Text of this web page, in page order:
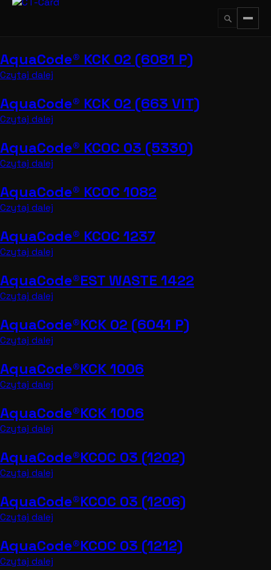
Przejdź
↵
AquaCode® KCK 02 (6081 P)
Czytaj dalej
AquaCode® KCK 02 (663 VIT)
Czytaj dalej
AquaCode® KCOC 03 (5330)
Czytaj dalej
AquaCode® KCOC 1082
Czytaj dalej
AquaCode® KCOC 1237
Czytaj dalej
AquaCode®EST WASTE 1422
Czytaj dalej
AquaCode®KCK 02 (6041 P)
Czytaj dalej
AquaCode®KCK 1006
Czytaj dalej
AquaCode®KCK 1006
Czytaj dalej
AquaCode®KCOC 03 (1202)
Czytaj dalej
AquaCode®KCOC 03 (1206)
Czytaj dalej
AquaCode®KCOC 03 (1212)
Czytaj dalej